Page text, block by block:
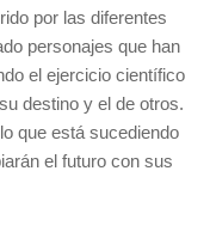
por las diferentes
personajes que han
el ejercicio científico
destino y el de otros.
que está sucediendo
el futuro con sus